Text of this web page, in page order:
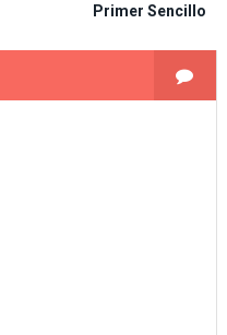
Primer Sencillo